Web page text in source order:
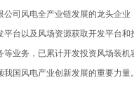
司风电全产业链发展的龙头企
台以及风场资源获取开发平台
等业务，已累计开发投资风场装
国风电产业创新发展的重要力量。